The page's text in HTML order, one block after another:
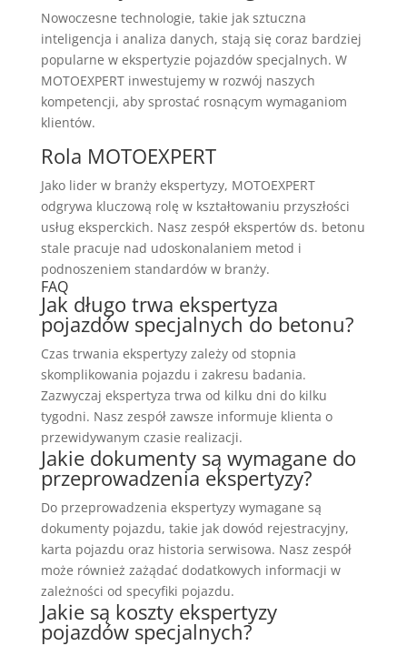
Nowoczesne technologie, takie jak sztuczna
inteligencja i analiza danych, stają się coraz bardziej
popularne w ekspertyzie pojazdów specjalnych. W
MOTOEXPERT inwestujemy w rozwój naszych
kompetencji, aby sprostać rosnącym wymaganiom
klientów.
Rola MOTOEXPERT
Jako lider w branży ekspertyzy, MOTOEXPERT
odgrywa kluczową rolę w kształtowaniu przyszłości
usług eksperckich. Nasz zespół ekspertów ds. betonu
stale pracuje nad udoskonalaniem metod i
podnoszeniem standardów w branży.
FAQ
Jak długo trwa ekspertyza
pojazdów specjalnych do betonu?
Czas trwania ekspertyzy zależy od stopnia
skomplikowania pojazdu i zakresu badania.
Zazwyczaj ekspertyza trwa od kilku dni do kilku
tygodni. Nasz zespół zawsze informuje klienta o
przewidywanym czasie realizacji.
Jakie dokumenty są wymagane do
przeprowadzenia ekspertyzy?
Do przeprowadzenia ekspertyzy wymagane są
dokumenty pojazdu, takie jak dowód rejestracyjny,
karta pojazdu oraz historia serwisowa. Nasz zespół
może również zażądać dodatkowych informacji w
zależności od specyfiki pojazdu.
Jakie są koszty ekspertyzy
pojazdów specjalnych?